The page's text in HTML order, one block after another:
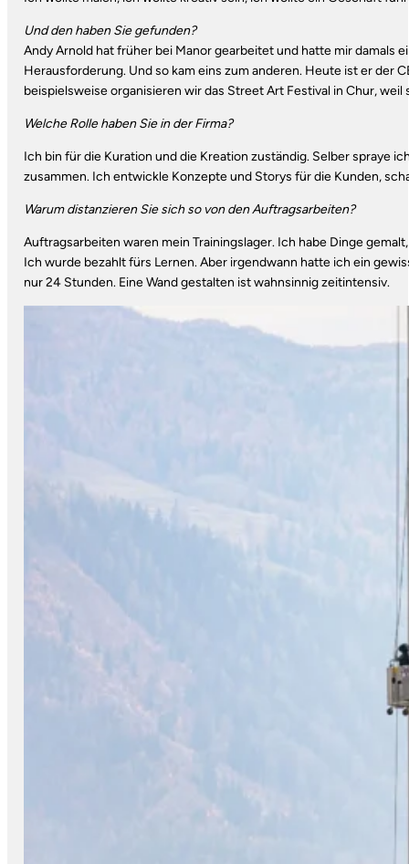
Und den haben Sie gefunden?
Andy Arnold hat früher bei Manor gearbeitet und hatte mir damals
Herausforderung. Und so kam eins zum anderen. Heute ist er der
beispielsweise organisieren wir das Street Art Festival in Chur,
Welche Rolle haben Sie in der Firma?
Ich bin für die Kuration und die Kreation zuständig. Selber spraye
zusammen. Ich entwickle Konzepte und Storys für die Kunden,
Warum distanzieren Sie sich so von den Auftragsarbeiten?
Auftragsarbeiten waren mein Trainingslager. Ich habe Dinge
Ich wurde bezahlt fürs Lernen. Aber irgendwann hatte ich ein
nur 24 Stunden. Eine Wand gestalten ist wahnsinnig zeitintensiv.